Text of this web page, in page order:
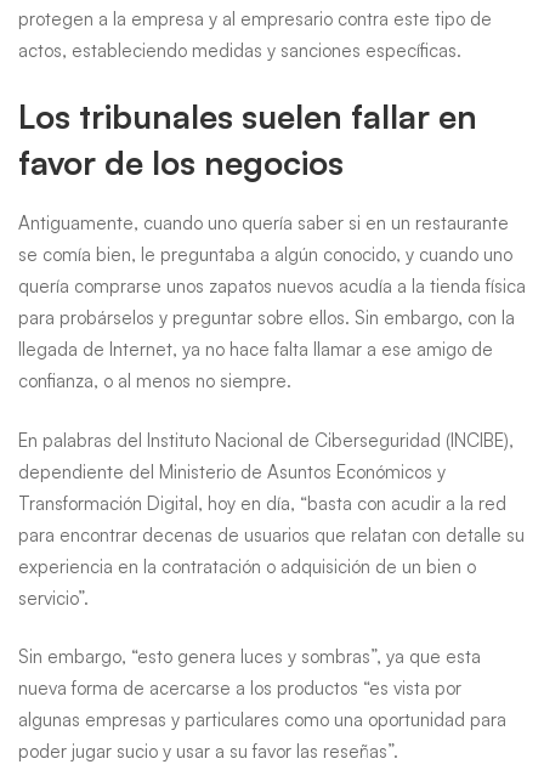
protegen a la empresa y al empresario contra este tipo de
actos, estableciendo medidas y sanciones específicas.
Los tribunales suelen fallar en
favor de los negocios
Antiguamente, cuando uno quería saber si en un restaurante
se comía bien, le preguntaba a algún conocido, y cuando uno
quería comprarse unos zapatos nuevos acudía a la tienda física
para probárselos y preguntar sobre ellos. Sin embargo, con la
llegada de Internet, ya no hace falta llamar a ese amigo de
confianza, o al menos no siempre.
En palabras del Instituto Nacional de Ciberseguridad (INCIBE),
dependiente del Ministerio de Asuntos Económicos y
Transformación Digital, hoy en día, “basta con acudir a la red
para encontrar decenas de usuarios que relatan con detalle su
experiencia en la contratación o adquisición de un bien o
servicio”.
Sin embargo, “esto genera luces y sombras”, ya que esta
nueva forma de acercarse a los productos “es vista por
algunas empresas y particulares como una oportunidad para
poder jugar sucio y usar a su favor las reseñas”.